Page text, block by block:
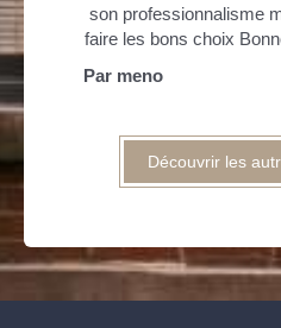
son professionnalisme
faire les bons choix
Par meno
Découvrir les